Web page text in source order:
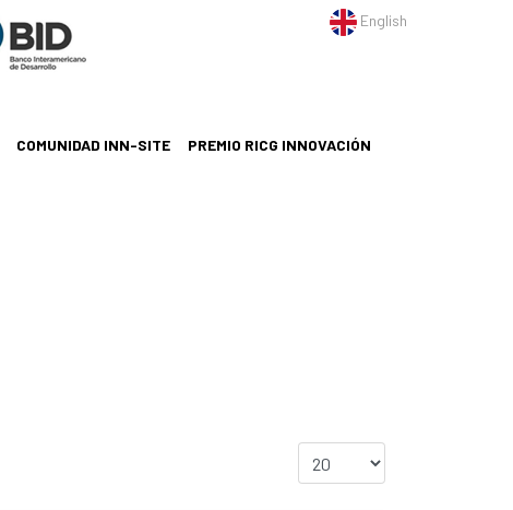
English
COMUNIDAD INN-SITE PREMIO RICG INNOVACIÓN
Cantidad a mostrar